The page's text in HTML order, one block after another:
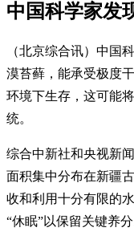
中国科学家发
（北京综合讯）中国
漠苔藓，能承受极度
环境下生存，这可能
统。
综合中新社和央视新
面积集中分布在新疆
收和利用十分有限的
“休眠”以保留关键养分